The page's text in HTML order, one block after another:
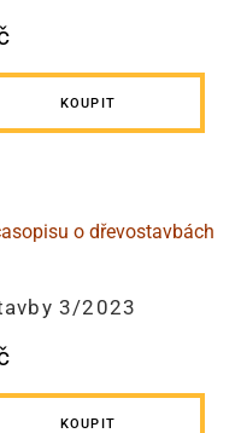
KOUPIT
3/2023
KOUPIT